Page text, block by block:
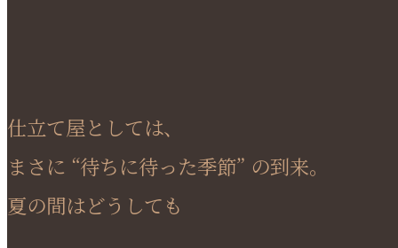
仕立て屋としては、
まさに “待ちに待った季節” の到来。
夏の間はどうしても